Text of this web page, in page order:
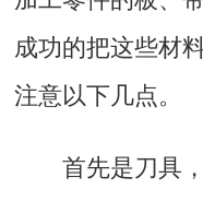
成功的把这些材
注意以下几点。
首先是刀具